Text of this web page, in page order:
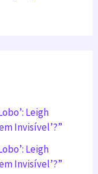
Leigh
Invisível’?”
Leigh
Invisível’?”